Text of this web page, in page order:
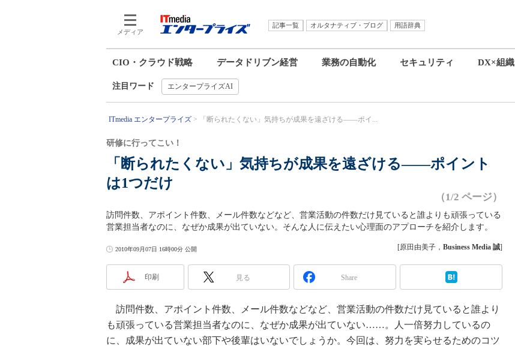
メディア
記事一覧 オルタナティブ・ブログ
用語辞典
CIO・クラウド戦略 データドリブン経営 業務の自動化 セキュリティ DX×組織
注目ワード エンタープライズAI
ITmedia エンタープライズ 「断られたくない」気持ちが成果を遠ざける――ポイ...
「断られたくない」気持ちが成果を遠ざける――ポイント
は1つだけ
研修に行ってこい！
（1/2 ページ）
訪問件数、アポイント件数、メール件数などなど、営業活動の件数だけ見ていると誰よりも頑張っている
営業担当者なのに、なぜか成果が出ていない。そんな人に伝えたい心理面のアプローチを紹介します。
2010年09月07日 16時00分 公開 [原田由美子， Business Media 誠]
印刷 見る Share
訪問件数、アポイント件数、メール件数などなど、営業活動の件数だけ見ていると誰より
も頑張っている営業担当者なのに、なぜか成果が出ていない……。人一倍努力しているの
に、成果が出ていない部下や後輩はいないでしょうか。今回は、努力を実らせるためのコツ